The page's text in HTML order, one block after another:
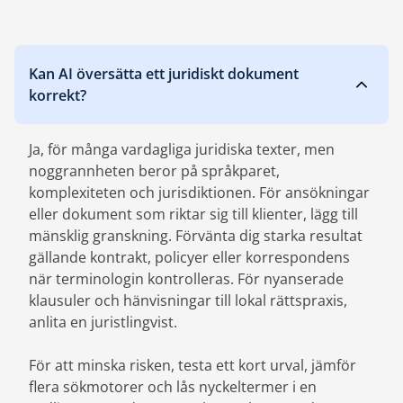
Kan AI översätta ett juridiskt dokument
korrekt?
Ja, för många vardagliga juridiska texter, men
noggrannheten beror på språkparet,
komplexiteten och jurisdiktionen. För ansökningar
eller dokument som riktar sig till klienter, lägg till
mänsklig granskning. Förvänta dig starka resultat
gällande kontrakt, policyer eller korrespondens
när terminologin kontrolleras. För nyanserade
klausuler och hänvisningar till lokal rättspraxis,
anlita en juristlingvist.
För att minska risken, testa ett kort urval, jämför
flera sökmotorer och lås nyckeltermer i en